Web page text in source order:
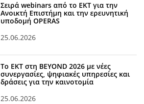
Σειρά webinars από το ΕΚΤ για την
Ανοικτή Επιστήμη και την ερευνητική
υποδομή OPERAS
25.06.2026
Το ΕΚΤ στη BEYOND 2026 με νέες
συνεργασίες, ψηφιακές υπηρεσίες και
δράσεις για την καινοτομία
25.06.2026